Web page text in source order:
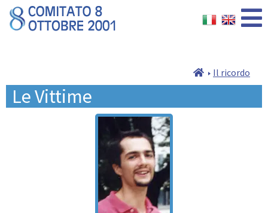
Il ricordo
Le Vittime